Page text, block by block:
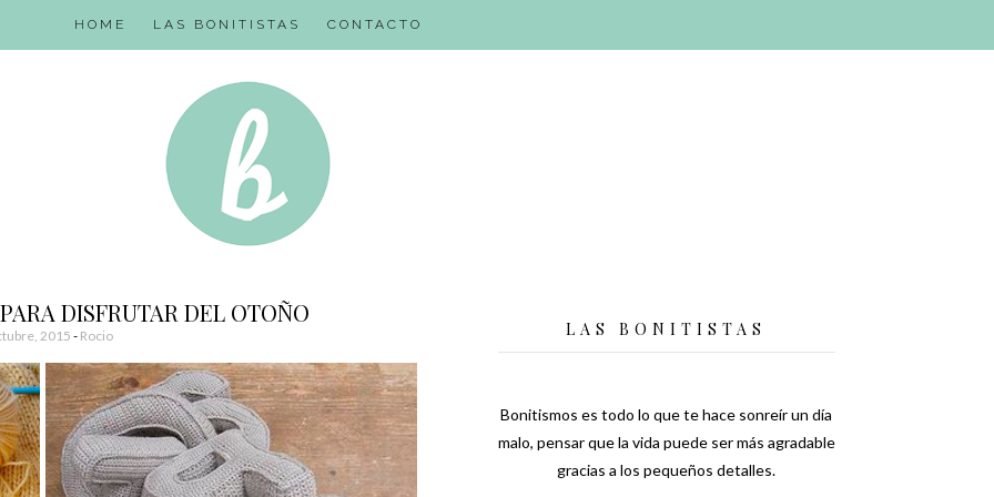
HOME LAS BONITISTAS CONTACTO
DISFRUTAR DEL OTOÑO
2015 - Rocio LAS BONITISTAS
Bonitismos es todo lo que te hace sonreír un día
malo, pensar que la vida puede ser más agradable
gracias a los pequeños detalles.